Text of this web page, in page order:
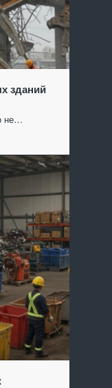
зданий
не…